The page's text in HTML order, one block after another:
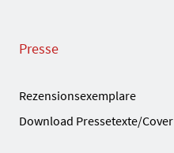
Presse
Rezensionsexemplare
Download Pressetexte/Cover